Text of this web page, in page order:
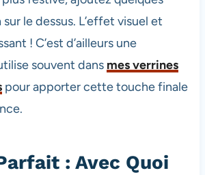
le dessus. L’effet visuel et
! C’est d’ailleurs une
souvent dans mes verrines
pour apporter cette touche finale
: Avec Quoi